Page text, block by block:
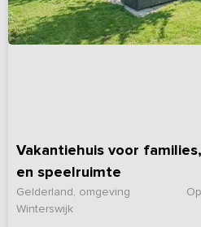
Vakantiehuis voor
en speelruimte
Gelderland, omgeving
Winterswijk